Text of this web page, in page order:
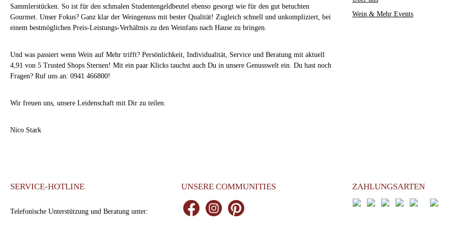
Sammlerstücken. So ist für den schmalen Studentengeldbeutel ebenso gesorgt wie für den gut betuchten
Gourmet. Unser Fokus? Ganz klar der Weingenuss mit bester Qualität! Zugleich schnell und unkompliziert, bei
einem bestmöglichen Preis-Leistungs-Verhältnis zu den Weinfans nach Hause zu bringen.
Und was passiert wenn Wein auf Mehr trifft? Persönlichkeit, Individualität, Service und Beratung mit aktuell
4,91 von 5 Trusted Shops Sternen! Mit ein paar Klicks tauchst auch Du in unsere Genusswelt ein. Du hast noch
Fragen? Ruf uns an: 0941 466800!
Wir freuen uns, unsere Leidenschaft mit Dir zu teilen.
Nico Stark
Wein & Mehr Events
SERVICE-HOTLINE
Telefonische Unterstützung und Beratung unter:
UNSERE COMMUNITIES
FacebookInstagramPinterest
ZAHLUNGSARTEN